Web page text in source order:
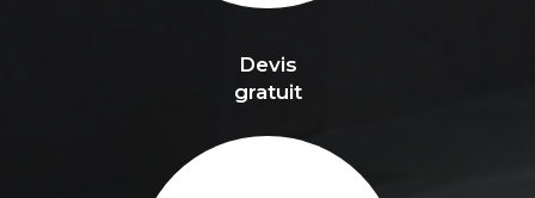
Devis
gratuit